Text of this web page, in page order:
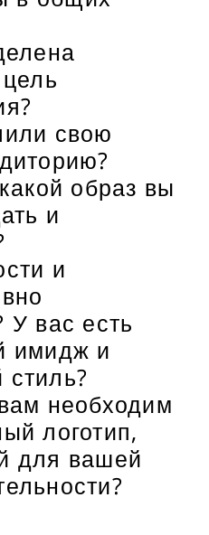
свою
образ вы
и
и
У вас есть
имидж и
необходим
логотип,
для вашей